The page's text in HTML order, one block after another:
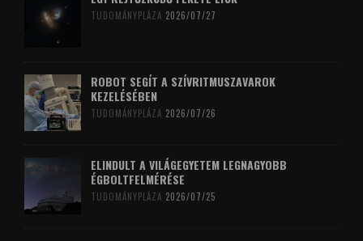
TUDOMÁNYPLÁZA 2026/07/27
ROBOT SEGÍT A SZÍVRITMUSZAVAROK
KEZELÉSÉBEN
TUDOMÁNYPLÁZA 2026/07/26
ELINDULT A VILÁGEGYETEM LEGNAGYOBB
ÉGBOLTFELMÉRÉSE
TUDOMÁNYPLÁZA 2026/07/25